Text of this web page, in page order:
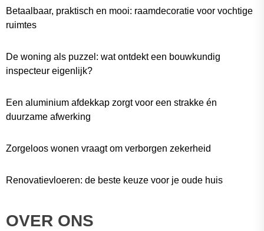
Betaalbaar, praktisch en mooi: raamdecoratie voor vochtige
ruimtes
De woning als puzzel: wat ontdekt een bouwkundig
inspecteur eigenlijk?
Een aluminium afdekkap zorgt voor een strakke én
duurzame afwerking
Zorgeloos wonen vraagt om verborgen zekerheid
Renovatievloeren: de beste keuze voor je oude huis
OVER ONS